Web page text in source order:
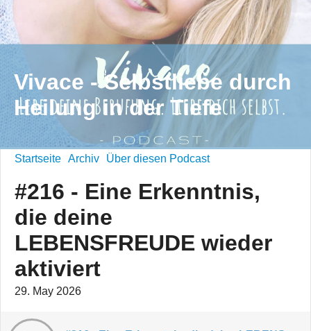
Vivace - Selbstliebe durch
Heilung in der Tiefe
Startseite Archiv Über diesen Podcast
#216 - Eine Erkenntnis,
die deine
LEBENSFREUDE wieder
aktiviert
29. May 2026